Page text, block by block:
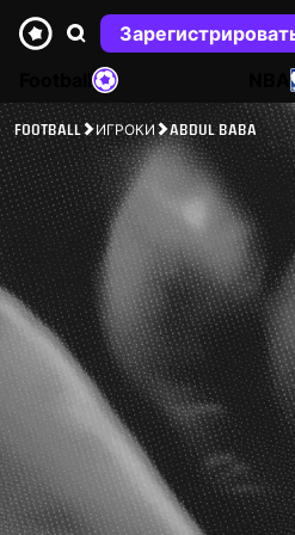
NBA
FOOTBALL ИГРОКИ ABDUL BABA